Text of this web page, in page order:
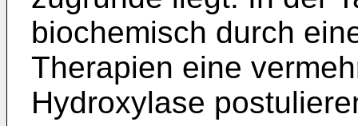
biochemisch durch
Therapien eine
Hydroxylase